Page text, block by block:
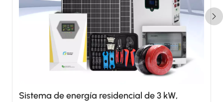
Sistema de energía residencial de 3 kW,